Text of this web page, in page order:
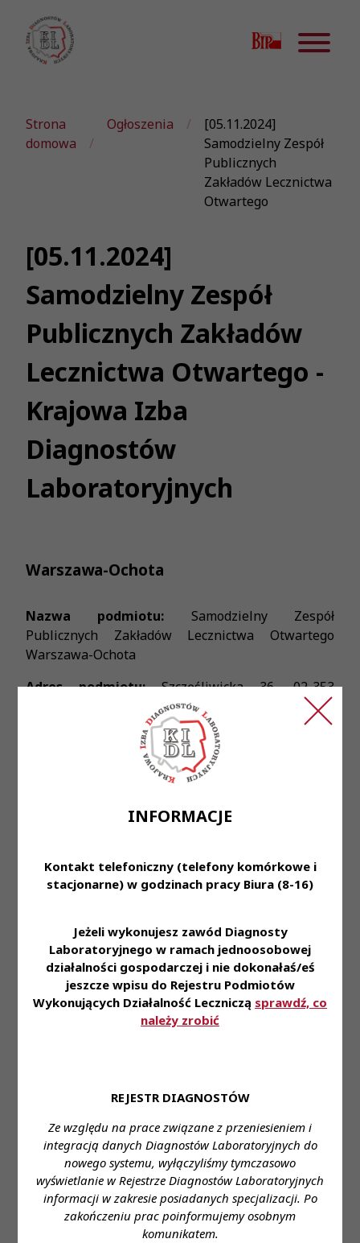
INFORMACJE
Kontakt telefoniczny (telefony komórkowe i
stacjonarne) w godzinach pracy Biura (8-16)
Jeżeli wykonujesz zawód Diagnosty
Laboratoryjnego w ramach jednoosobowej
działalności gospodarczej i nie dokonałaś/eś
jeszcze wpisu do Rejestru Podmiotów
Wykonujących Działalność Leczniczą sprawdź, co
należy zrobić
REJESTR DIAGNOSTÓW
Ze względu na prace związane z przeniesieniem i
integracją danych Diagnostów Laboratoryjnych do
nowego systemu, wyłączyliśmy tymczasowo
wyświetlanie w Rejestrze Diagnostów Laboratoryjnych
informacji w zakresie posiadanych specjalizacji. Po
zakończeniu prac poinformujemy osobnym
komunikatem.
Strona
domowa
Ogłoszenia
[05.11.2024]
Samodzielny Zespół
Publicznych
Zakładów Lecznictwa
Otwartego
[05.11.2024]
Samodzielny Zespół
Publicznych Zakładów
Lecznictwa Otwartego -
Krajowa Izba
Diagnostów
Laboratoryjnych
Warszawa-Ochota
Nazwa podmiotu: Samodzielny Zespół
Publicznych Zakładów Lecznictwa Otwartego
Warszawa-Ochota
Adres podmiotu:Szczęśliwicka 36, 02-353
Do zespołu Laboratorium poszukujemy
- Posiadanie PWZDL -
Warunki pracy:- Praca od poniedziałku do piątku
w godzinach 8:00 - 15:35 - Miejsce zatrudnienia:
Warszawa-Ochota
Wymagane wykształcenie:Wyższe
Proponowane wynagrodzenie:
Od 7298,59 zł plus
dodatek stażowy
asystent medycyny laboratoryjnej
Dane do kontaktu:
Imię i nazwisko:Anna Łakoma-Rakowska
Telefon:513-011-937
E-mail:a.lakoma@szpzlo-ochota.pl